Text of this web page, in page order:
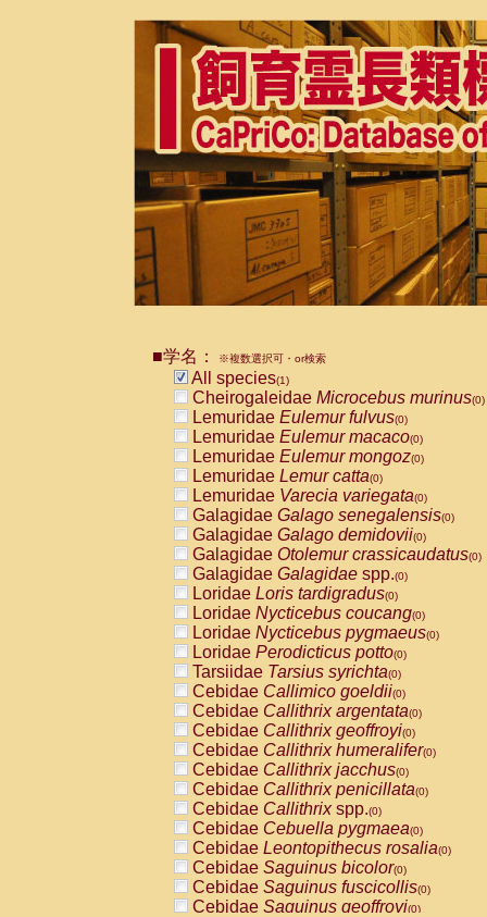
■学名： ※複数選択可・or検索
All species(1)
Cheirogaleidae Microcebus murinus(0)
Lemuridae Eulemur fulvus(0)
Lemuridae Eulemur macaco(0)
Lemuridae Eulemur mongoz(0)
Lemuridae Lemur catta(0)
Lemuridae Varecia variegata(0)
Galagidae Galago senegalensis(0)
Galagidae Galago demidovii(0)
Galagidae Otolemur crassicaudatus(0)
Galagidae Galagidae spp.(0)
Loridae Loris tardigradus(0)
Loridae Nycticebus coucang(0)
Loridae Nycticebus pygmaeus(0)
Loridae Perodicticus potto(0)
Tarsiidae Tarsius syrichta(0)
Cebidae Callimico goeldii(0)
Cebidae Callithrix argentata(0)
Cebidae Callithrix geoffroyi(0)
Cebidae Callithrix humeralifer(0)
Cebidae Callithrix jacchus(0)
Cebidae Callithrix penicillata(0)
Cebidae Callithrixspp.(0)
Cebidae Cebuella pygmaea(0)
Cebidae Leontopithecus rosalia(0)
Cebidae Saguinus bicolor(0)
Cebidae Saguinus fuscicollis(0)
Cebidae Saguinus geoffroyi(0)